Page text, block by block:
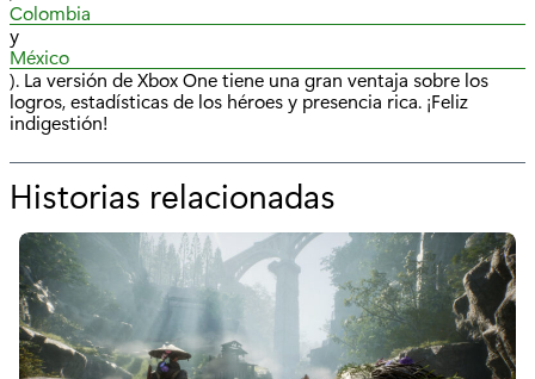
Colombia
y
México
). La versión de Xbox One tiene una gran ventaja sobre los
logros, estadísticas de los héroes y presencia rica. ¡Feliz
indigestión!
Historias relacionadas
o
r
"
E